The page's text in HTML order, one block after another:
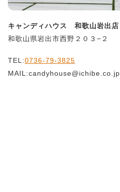
キャンディハウス 和歌山岩出店
和歌山県岩出市西野２０３−２
TEL:0736-79-3825
MAIL:candyhouse@ichibe.co.jp